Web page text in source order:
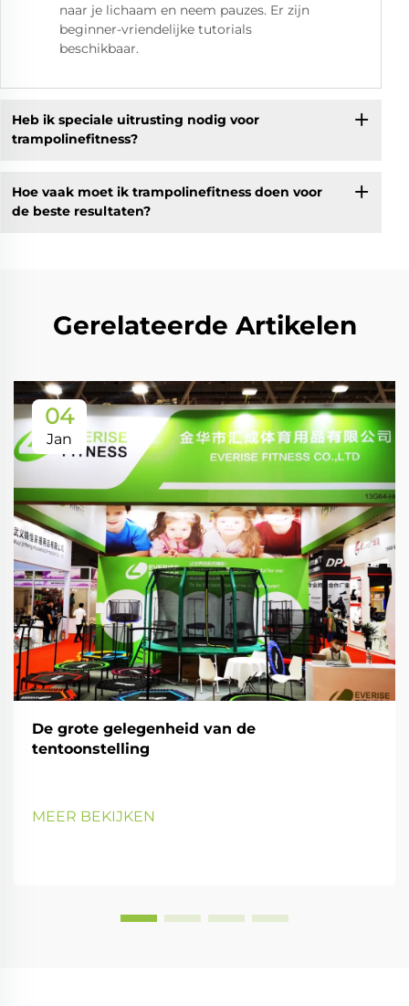
naar je lichaam en neem pauzes. Er zijn
beginner-vriendelijke tutorials
beschikbaar.
Heb ik speciale uitrusting nodig voor
trampolinefitness?
Hoe vaak moet ik trampolinefitness doen voor
de beste resultaten?
Gerelateerde Artikelen
04
Jan
De grote gelegenheid van de
tentoonstelling
MEER BEKIJKEN